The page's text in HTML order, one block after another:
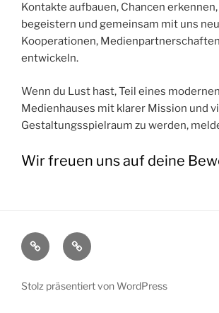
Kontakte aufbauen, Chancen
begeistern und gemeinsam mit uns
Kooperationen,
entwickeln.
Wenn du Lust hast, Teil eines modernen
Medienhauses mit klarer Mission und
Gestaltungsspielraum zu werden,
Wir freuen uns auf deine
ImpressumDatenschutz
Stolz präsentiert von WordPress